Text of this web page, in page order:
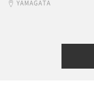
YAMAGATA